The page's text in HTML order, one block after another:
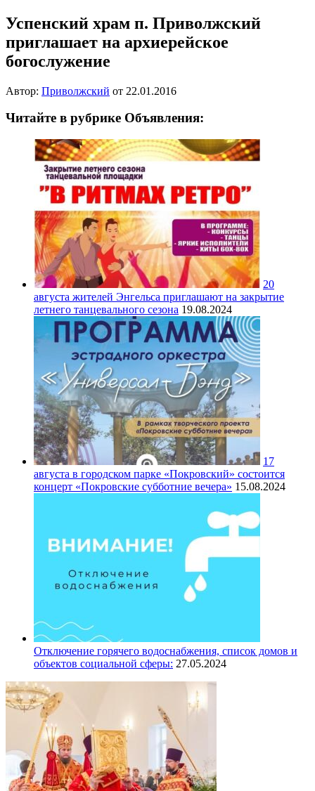
Успенский храм п. Приволжский
приглашает на архиерейское
богослужение
Автор: Приволжский от 22.01.2016
Читайте в рубрике Объявления:
20
августа жителей Энгельса приглашают на закрытие
летнего танцевального сезона 19.08.2024
17
августа в городском парке «Покровский» состоится
концерт «Покровские субботние вечера» 15.08.2024
Отключение горячего водоснабжения, список домов и
объектов социальной сферы: 27.05.2024